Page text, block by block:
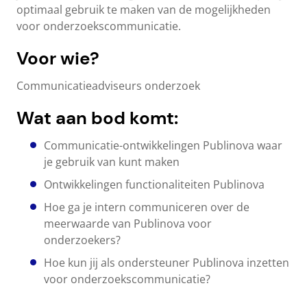
optimaal gebruik te maken van de mogelijkheden
voor onderzoekscommunicatie.
Voor wie?
Communicatieadviseurs onderzoek
Wat aan bod komt:
Communicatie-ontwikkelingen Publinova waar
je gebruik van kunt maken
Ontwikkelingen functionaliteiten Publinova
Hoe ga je intern communiceren over de
meerwaarde van Publinova voor
onderzoekers?
Hoe kun jij als ondersteuner Publinova inzetten
voor onderzoekscommunicatie?